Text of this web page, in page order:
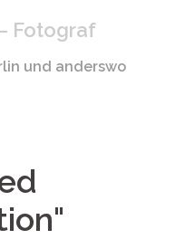
Fotograf
und anderswo